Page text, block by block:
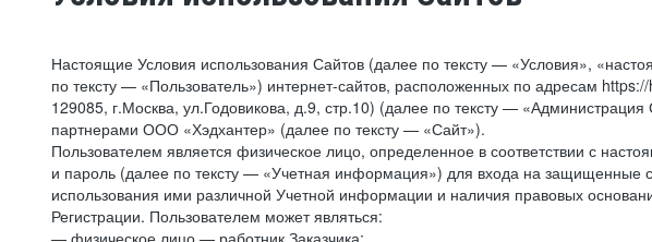
Настоящие Условия использования Сайтов (далее по тексту — «Условия»,
по тексту — «Пользователь») интернет-сайтов, расположенных по адресам
129085, г.Москва, ул.Годовикова, д.9, стр.10) (далее по тексту —
партнерами ООО «Хэдхантер» (далее по тексту — «Сайт»).
Пользователем является физическое лицо, определенное в соответствии с
и пароль (далее по тексту — «Учетная информация») для входа на защищенные
использования ими различной Учетной информации и наличия правовых
Регистрации. Пользователем может являться:
— физическое лицо — работник Заказчика;